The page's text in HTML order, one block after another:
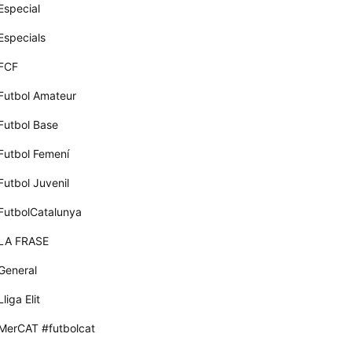
Amateur
Base
Femení
Juvenil
FRASE
Elit
#futbolcat